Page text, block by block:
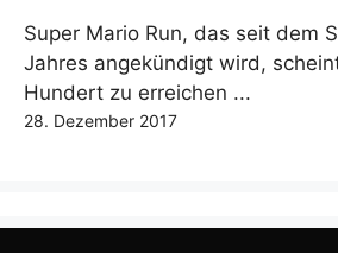
Super Mario Run, das seit dem
Jahres angekündigt wird,
Hundert zu erreichen ...
28. Dezember 2017